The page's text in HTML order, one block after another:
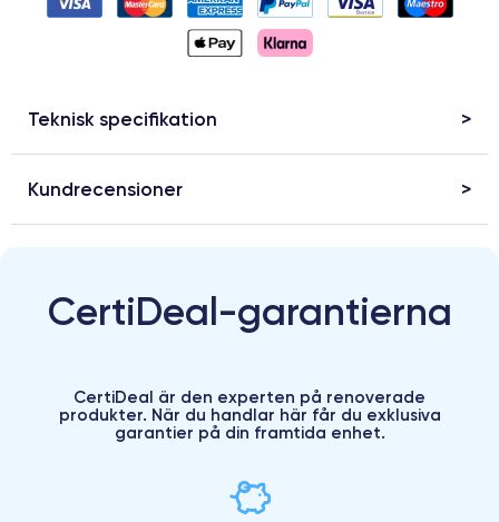
Teknisk specifikation
Kundrecensioner
CertiDeal-garantierna
CertiDeal är den experten på renoverade
produkter. När du handlar här får du exklusiva
garantier på din framtida enhet.